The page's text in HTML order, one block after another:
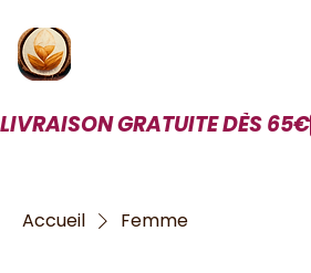
LIVRAISON GRATUITE DÈS 65€
Accueil Femme